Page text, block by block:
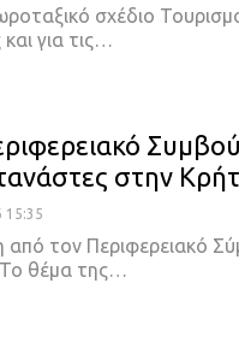
σχέδιο
για τις…
στην
15:35
τον Περιφερειακό
θέμα της…